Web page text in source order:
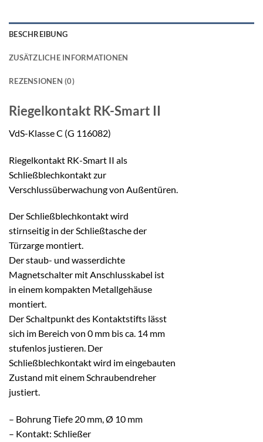
BESCHREIBUNG
ZUSÄTZLICHE INFORMATIONEN
REZENSIONEN (0)
Riegelkontakt RK-Smart II
VdS-Klasse C (G 116082)
Riegelkontakt RK-Smart II als
Schließblechkontakt zur
Verschlussüberwachung von Außentüren.
Der Schließblechkontakt wird
stirnseitig in der Schließtasche der
Türzarge montiert.
Der staub- und wasserdichte
Magnetschalter mit Anschlusskabel ist
in einem kompakten Metallgehäuse
montiert.
Der Schaltpunkt des Kontaktstifts lässt
sich im Bereich von 0 mm bis ca. 14 mm
stufenlos justieren. Der
Schließblechkontakt wird im eingebauten
Zustand mit einem Schraubendreher
justiert.
– Bohrung Tiefe 20 mm, Ø 10 mm
– Kontakt: Schließer